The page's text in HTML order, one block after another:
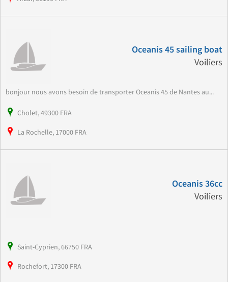
Oceanis 45 sailing boat
Voiliers
bonjour nous avons besoin de transporter Oceanis 45 de Nantes au...
Cholet, 49300 FRA
La Rochelle, 17000 FRA
Oceanis 36cc
Voiliers
Saint-Cyprien, 66750 FRA
Rochefort, 17300 FRA